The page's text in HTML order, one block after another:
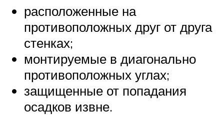
расположенные на
противоположных друг от друга
стенках;
монтируемые в диагонально
противоположных углах;
защищенные от попадания
осадков извне.